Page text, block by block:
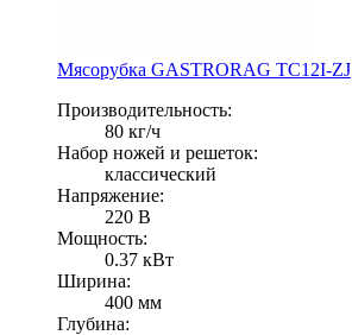
Мясорубка GASTRORAG TC12I-ZJ
Производительность:
80 кг/ч
Набор ножей и решеток:
классический
Напряжение:
220 В
Мощность:
0.37 кВт
Ширина:
400 мм
Глубина: